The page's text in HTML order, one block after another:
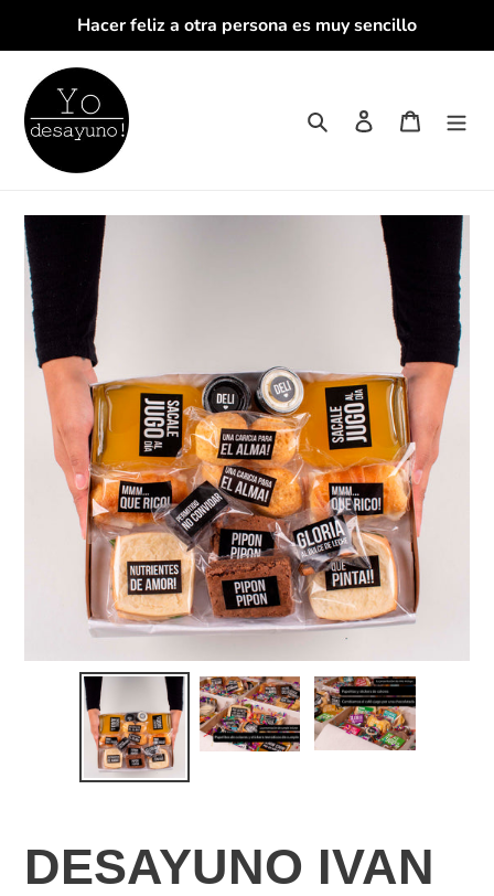
directamente
contenido
Hacer feliz a otra persona es muy sencillo
Buscar IngresarCarrito
DESAYUNO IVAN